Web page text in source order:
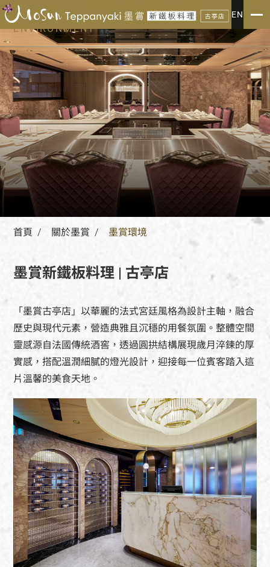
EN
墨賞環境
ENVIRONMENT
首頁 關於墨賞 墨賞環境
墨賞新鐵板料理 | 古亭店
「墨賞古亭店」以華麗的法式宮廷風格為設計主軸，融合
歷史與現代元素，營造典雅且沉穩的用餐氛圍。整體空間
靈感源自法國傳統酒窖，透過圓拱結構展現歲月淬鍊的厚
實感，搭配溫潤細膩的燈光設計，迎接每一位賓客踏入這
片溫馨的美食天地。